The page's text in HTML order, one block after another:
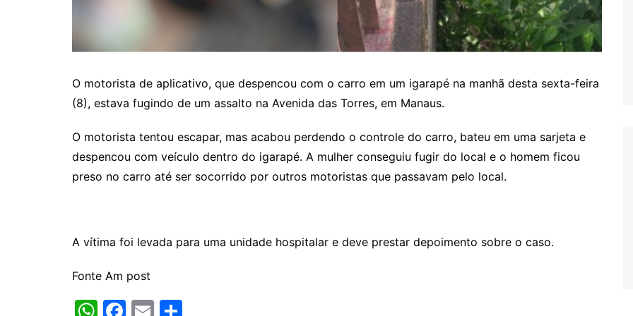
O motorista de aplicativo, que despencou com o carro em um igarapé na manhã desta sexta-feira
(8), estava fugindo de um assalto na Avenida das Torres, em Manaus.
O motorista tentou escapar, mas acabou perdendo o controle do carro, bateu em uma sarjeta e
despencou com veículo dentro do igarapé. A mulher conseguiu fugir do local e o homem ficou
preso no carro até ser socorrido por outros motoristas que passavam pelo local.
A vítima foi levada para uma unidade hospitalar e deve prestar depoimento sobre o caso.
Fonte Am post